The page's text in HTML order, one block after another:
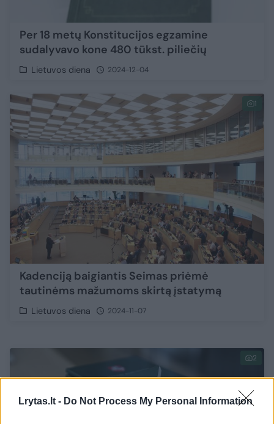
Lrytas.lt - Do Not Process My Personal Information
Per 18 metų Konstitucijos egzamine
sudalyvavo kone 480 tūkst. piliečių
Lietuvos diena 2024-12-04
1
Kadenciją baigiantis Seimas priėmė
tautinėms mažumoms skirtą įstatymą
Lietuvos diena 2024-11-07
2